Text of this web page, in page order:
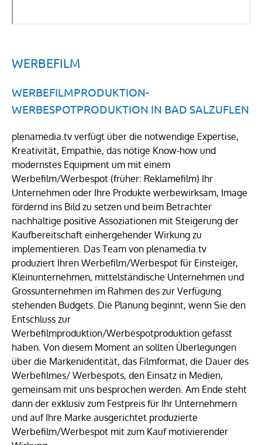
WERBEFILM
WERBEFILMPRODUKTION-
WERBESPOTPRODUKTION IN BAD SALZUFLEN
plenamedia.tv verfügt über die notwendige Expertise,
Kreativität, Empathie, das nötige Know-how und
modernstes Equipment um mit einem
Werbefilm/Werbespot (früher: Reklamefilm) Ihr
Unternehmen oder Ihre Produkte werbewirksam, Image
fördernd ins Bild zu setzen und beim Betrachter
nachhaltige positive Assoziationen mit Steigerung der
Kaufbereitschaft einhergehender Wirkung zu
implementieren. Das Team von plenamedia.tv
produziert Ihren Werbefilm/Werbespot für Einsteiger,
Kleinunternehmen, mittelständische Unternehmen und
Grossunternehmen im Rahmen des zur Verfügung
stehenden Budgets. Die Planung beginnt, wenn Sie den
Entschluss zur
Werbefilmproduktion/Werbespotproduktion gefasst
haben. Von diesem Moment an sollten Überlegungen
über die Markenidentität, das Filmformat, die Dauer des
Werbefilmes/ Werbespots, den Einsatz in Medien,
gemeinsam mit uns besprochen werden. Am Ende steht
dann der exklusiv zum Festpreis für Ihr Unternehmern
und auf Ihre Marke ausgerichtet produzierte
Werbefilm/Werbespot mit zum Kauf motivierender